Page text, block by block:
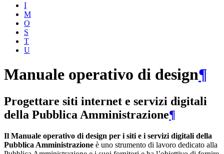
I
M
O
S
T
U
Manuale operativo di design¶
Progettare siti internet e servizi digitali
della Pubblica Amministrazione¶
Il Manuale operativo di design per i siti e i servizi digitali della
Pubblica Amministrazione è uno strumento di lavoro dedicato alla